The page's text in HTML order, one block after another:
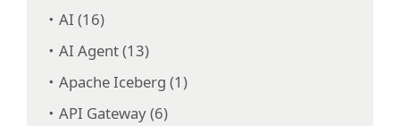
AI (16)
AI Agent (13)
Apache Iceberg (1)
API Gateway (6)